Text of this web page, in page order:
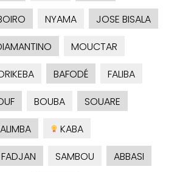
NYAMA
JOSE BISALA
MOUCTAR
BAFODÉ
FALIBA
BOUBA
SOUARE
KABA
SAMBOU
ABBASI